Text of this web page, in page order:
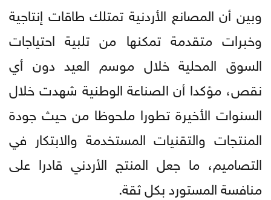
وبين أن المصانع الأردنية تمتلك طاقات إنتاجية
وخبرات متقدمة تمكنها من تلبية احتياجات
السوق المحلية خلال موسم العيد دون أي
نقص، مؤكدا أن الصناعة الوطنية شهدت خلال
السنوات الأخيرة تطورا ملحوظا من حيث جودة
المنتجات والتقنيات المستخدمة والابتكار في
التصاميم، ما جعل المنتج الأردني قادرا على
منافسة المستورد بكل ثقة.